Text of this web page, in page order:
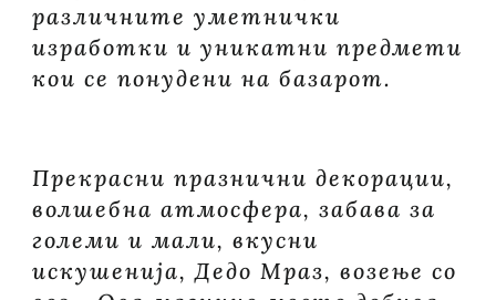
различните уметнички
изработки и уникатни предмети
кои се понудени на базарот.
Прекрасни празнични декорации,
волшебна атмосфера, забава за
големи и мали, вкусни
искушенија, Дедо Мраз, возење со